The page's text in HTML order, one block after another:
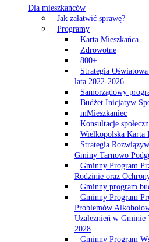
Dla mieszkańców
Jak załatwić sprawę?
Programy
Karta Mieszkańca
Zdrowotne
800+
Strategia
lata 2022-2026
Samorządowy
Budżet Inicjatyw
mMieszkaniec
Konsultacje
Wielkopolska Karta
Strategia
Gminy Tarnowo
Gminny Program
Rodzinie oraz
Gminny program
Gminny Program
Problemów
Uzależnień w Gminie
2028
Gminny Program